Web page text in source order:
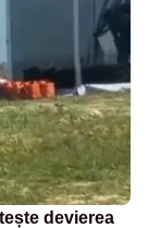
devierea